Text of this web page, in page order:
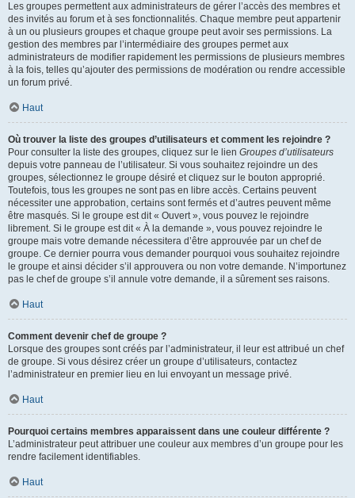
Les groupes permettent aux administrateurs de gérer l’accès des membres et
des invités au forum et à ses fonctionnalités. Chaque membre peut appartenir
à un ou plusieurs groupes et chaque groupe peut avoir ses permissions. La
gestion des membres par l’intermédiaire des groupes permet aux
administrateurs de modifier rapidement les permissions de plusieurs membres
à la fois, telles qu’ajouter des permissions de modération ou rendre accessible
un forum privé.
Haut
Où trouver la liste des groupes d’utilisateurs et comment les rejoindre ?
Pour consulter la liste des groupes, cliquez sur le lien Groupes d’utilisateurs
depuis votre panneau de l’utilisateur. Si vous souhaitez rejoindre un des
groupes, sélectionnez le groupe désiré et cliquez sur le bouton approprié.
Toutefois, tous les groupes ne sont pas en libre accès. Certains peuvent
nécessiter une approbation, certains sont fermés et d’autres peuvent même
être masqués. Si le groupe est dit « Ouvert », vous pouvez le rejoindre
librement. Si le groupe est dit « À la demande », vous pouvez rejoindre le
groupe mais votre demande nécessitera d’être approuvée par un chef de
groupe. Ce dernier pourra vous demander pourquoi vous souhaitez rejoindre
le groupe et ainsi décider s’il approuvera ou non votre demande. N’importunez
pas le chef de groupe s’il annule votre demande, il a sûrement ses raisons.
Haut
Comment devenir chef de groupe ?
Lorsque des groupes sont créés par l’administrateur, il leur est attribué un chef
de groupe. Si vous désirez créer un groupe d’utilisateurs, contactez
l’administrateur en premier lieu en lui envoyant un message privé.
Haut
Pourquoi certains membres apparaissent dans une couleur différente ?
L’administrateur peut attribuer une couleur aux membres d’un groupe pour les
rendre facilement identifiables.
Haut